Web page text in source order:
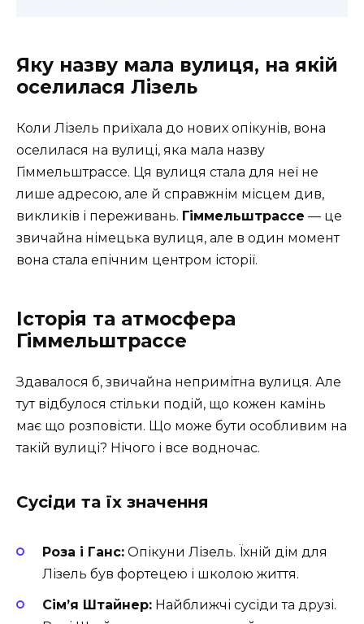
Яку назву мала вулиця, на якій
оселилася Лізель
Коли Лізель приїхала до нових опікунів, вона
оселилася на вулиці, яка мала назву
Гіммельштрассе. Ця вулиця стала для неї не
лише адресою, але й справжнім місцем див,
викликів і переживань. Гіммельштрассе — це
звичайна німецька вулиця, але в один момент
вона стала епічним центром історії.
Історія та атмосфера
Гіммельштрассе
Здавалося б, звичайна непримітна вулиця. Але
тут відбулося стільки подій, що кожен камінь
має що розповісти. Що може бути особливим на
такій вулиці? Нічого і все водночас.
Сусіди та їх значення
Роза і Ганс: Опікуни Лізель. Їхній дім для
Лізель був фортецею і школою життя.
Сім’я Штайнер: Найближчі сусіди та друзі.